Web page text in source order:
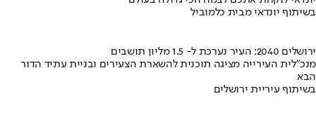
בשיתוף יונדאי מבית כלמוביל
ירושלים 2040: העיר נערכת ל- 1.5 מליון תושבים
מנכ"לית העירייה מציגה תוכנית להשארת הצעירים ובניית עתיד הדור
הבא
בשיתוף עיריית ירושלים